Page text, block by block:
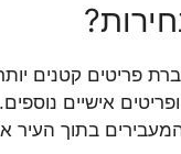
פריטים קטנים יותר
אישיים
בתוך העיר